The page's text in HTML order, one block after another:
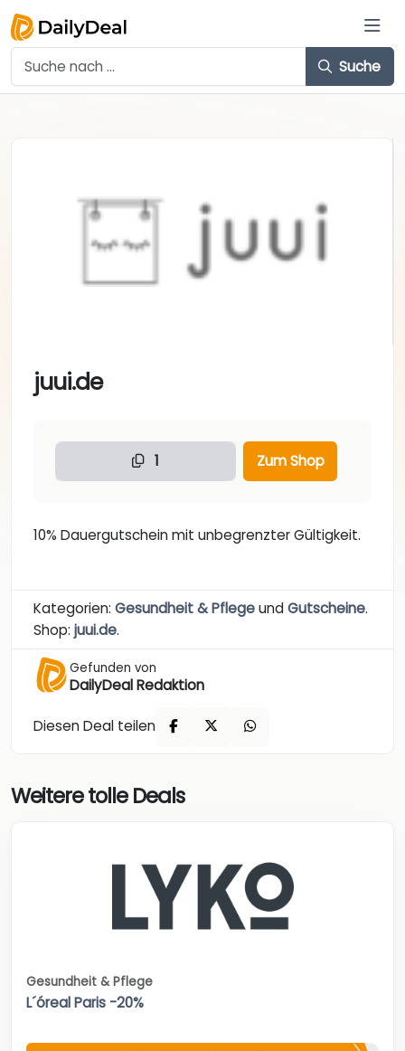
Suche
juui.de
1 Zum Shop
10% Dauergutschein mit unbegrenzter Gültigkeit.
Kategorien: Gesundheit & PflegeundGutscheine.
Shop: juui.de.
Gefunden von
DailyDeal Redaktion
Diesen Deal teilen
Weitere tolle Deals
Gesundheit & Pflege
L´óreal Paris -20%